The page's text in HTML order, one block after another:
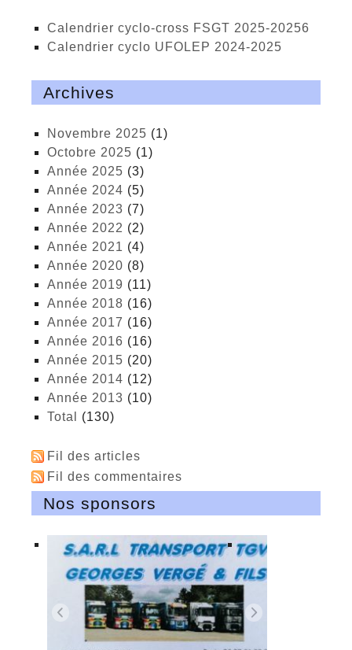
calendrier cyclo-cross FSGT 2025-20256
calendrier cyclo UFOLEP 2024-2025
Archives
novembre 2025 (1)
octobre 2025 (1)
année 2025 (3)
année 2024 (5)
année 2023 (7)
année 2022 (2)
année 2021 (4)
année 2020 (8)
année 2019 (11)
année 2018 (16)
année 2017 (16)
année 2016 (16)
année 2015 (20)
année 2014 (12)
année 2013 (10)
total (130)
Fil des articles
Fil des commentaires
Nos sponsors